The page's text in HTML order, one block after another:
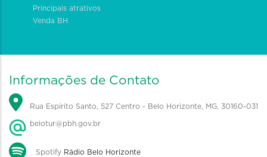
Principais atrativos
Venda BH
Informações de Contato
Rua Espírito Santo, 527 Centro - Belo Horizonte, MG, 30160-031
belotur@pbh.gov.br
Spotify Rádio Belo Horizonte